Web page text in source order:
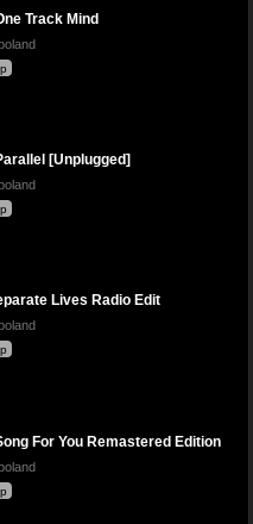
Track Mind
[Unplugged]
Lives Radio Edit
For You Remastered Edition